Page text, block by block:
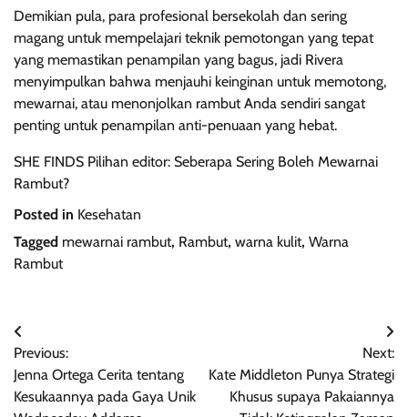
Demikian pula, para profesional bersekolah dan sering
magang untuk mempelajari teknik pemotongan yang tepat
yang memastikan penampilan yang bagus, jadi Rivera
menyimpulkan bahwa menjauhi keinginan untuk memotong,
mewarnai, atau menonjolkan rambut Anda sendiri sangat
penting untuk penampilan anti-penuaan yang hebat.
SHE FINDS Pilihan editor: Seberapa Sering Boleh Mewarnai
Rambut?
Posted in Kesehatan
Tagged mewarnai rambut, Rambut, warna kulit, Warna
Rambut
Navigasi
pos
Previous:
Jenna Ortega Cerita tentang
Kesukaannya pada Gaya Unik
Next:
Kate Middleton Punya Strategi
Khusus supaya Pakaiannya